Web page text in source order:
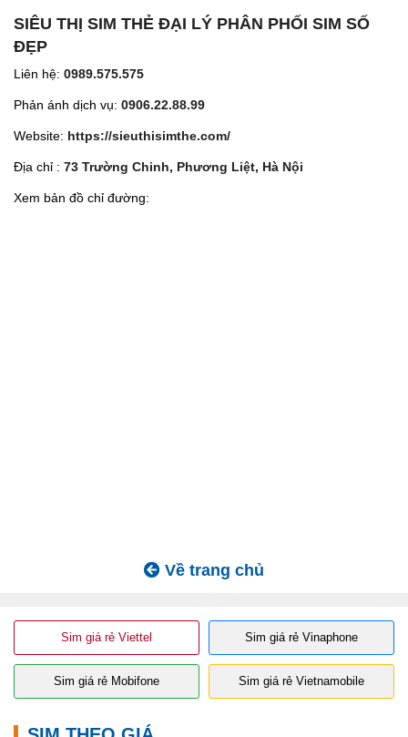
SIÊU THỊ SIM THẺ ĐẠI LÝ PHÂN PHỐI SIM SỐ
ĐẸP
Liên hệ: 0989.575.575
Phản ánh dịch vụ: 0906.22.88.99
Website: https://sieuthisimthe.com/
Địa chỉ : 73 Trường Chinh, Phương Liệt, Hà Nội
Xem bản đồ chỉ đường:
Về trang chủ
Sim giá rẻ Viettel Sim giá rẻ Vinaphone
Sim giá rẻ Mobifone Sim giá rẻ Vietnamobile